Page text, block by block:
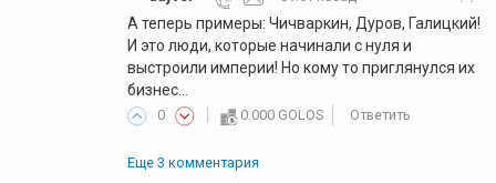
А теперь примеры: Чичваркин, Дуров, Галицкий!
И это люди, которые начинали с нуля и
выстроили империи! Но кому то приглянулся их
бизнес...
0 0.000 GOLOS Ответить
Еще 3 комментария